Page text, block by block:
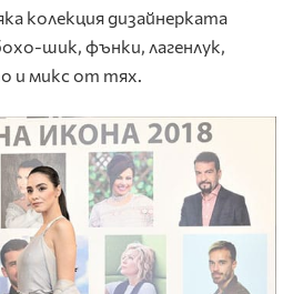
колекция дизайнерката
шик, фънки, лагенлук,
и микс от тях.